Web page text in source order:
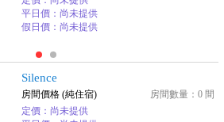
平日價：尚未提供
假日價：尚未提供
Silence
房間數量：0 間
房間價格 (純住宿)
定價：尚未提供